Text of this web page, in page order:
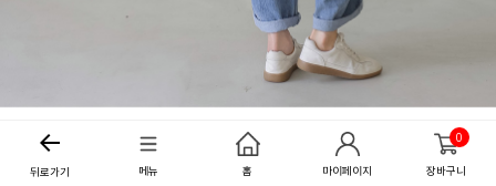
뒤로가기 메뉴 홈 마이페이지
0
장바구니